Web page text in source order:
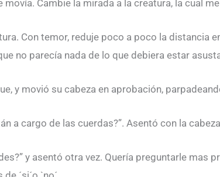
movía. Cambie la mirada a la creatura, la cual
Con temor, reduje poco a poco la distancia
no parecía nada de lo que debiera estar
y movió su cabeza en aprobación,
a cargo de las cuerdas?”. Asentó con la
y asentó otra vez. Quería preguntarle mas